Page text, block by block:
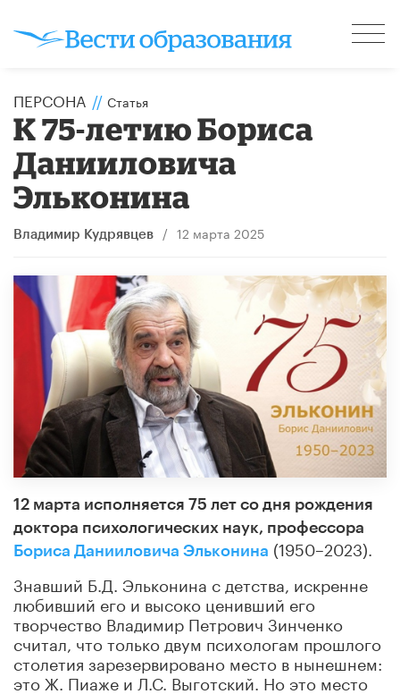
ПЕРСОНА // Статья
К 75-летию Бориса
Данииловича
Эльконина
Владимир Кудрявцев / 12 марта 2025
12 марта исполняется 75 лет со дня рождения
доктора психологических наук, профессора
Бориса Данииловича Эльконина (1950–2023).
Знавший Б.Д. Эльконина с детства, искренне
любивший его и высоко ценивший его
творчество Владимир Петрович Зинченко
считал, что только двум психологам прошлого
столетия зарезервировано место в нынешнем:
это Ж. Пиаже и Л.С. Выготский. Но это место